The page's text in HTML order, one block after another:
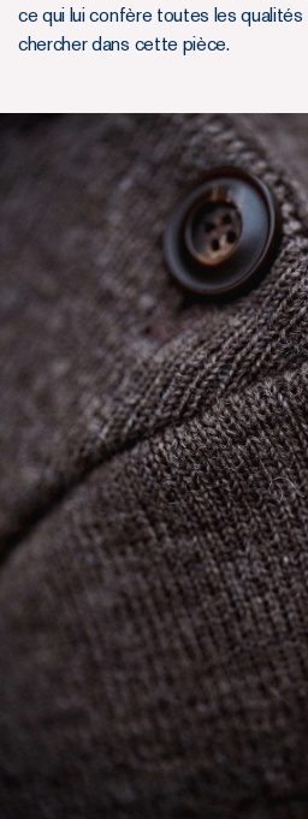
ce qui lui confère toutes les qualités
chercher dans cette pièce.